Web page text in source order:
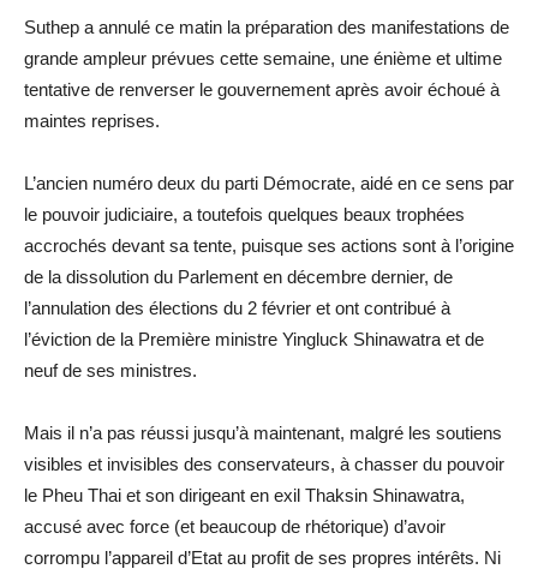
Suthep a annulé ce matin la préparation des manifestations de
grande ampleur prévues cette semaine, une énième et ultime
tentative de renverser le gouvernement après avoir échoué à
maintes reprises.
L’ancien numéro deux du parti Démocrate, aidé en ce sens par
le pouvoir judiciaire, a toutefois quelques beaux trophées
accrochés devant sa tente, puisque ses actions sont à l’origine
de la dissolution du Parlement en décembre dernier, de
l’annulation des élections du 2 février et ont contribué à
l’éviction de la Première ministre Yingluck Shinawatra et de
neuf de ses ministres.
Mais il n’a pas réussi jusqu’à maintenant, malgré les soutiens
visibles et invisibles des conservateurs, à chasser du pouvoir
le Pheu Thai et son dirigeant en exil Thaksin Shinawatra,
accusé avec force (et beaucoup de rhétorique) d’avoir
corrompu l’appareil d’Etat au profit de ses propres intérêts. Ni